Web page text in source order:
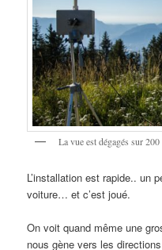
La vue est dégagés sur
L’installation est rapide.. un
voiture… et c’est joué.
On voit quand même une
nous gène vers les